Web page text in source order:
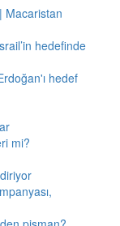
Macaristan
hedefinde
hedef
mi?